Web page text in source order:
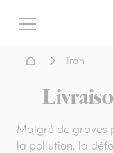
Menu
Accueil
Iran
Malgré de graves
la pollution, la